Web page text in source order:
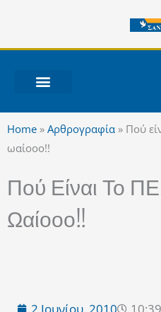
περιεχόμενο
Home » Αρθρογραφία » Πού
ωαίοοο!!
Πού Είναι Το
Ωαίοοο!!
2 Ιουνίου, 2010